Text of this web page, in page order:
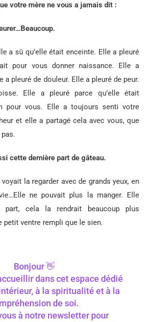
votre mère ne vous a jamais dit :
a sû qu’elle était enceinte. Elle a pleuré
pour vous donner naissance. Elle a
a pleuré de douleur. Elle a pleuré de peur.
Elle a pleuré parce qu’elle était
pour vous. Elle a toujours senti votre
et elle a partagé cela avec vous, que
cette dernière part de gâteau.
la regarder avec de grands yeux, en
ne pouvait plus la manger. Elle
part, cela la rendrait beaucoup plus
petit ventre rempli que le sien.
Bonjour 👋
dans cet espace dédié
à la spiritualité et à la
de soi.
à notre newsletter pour